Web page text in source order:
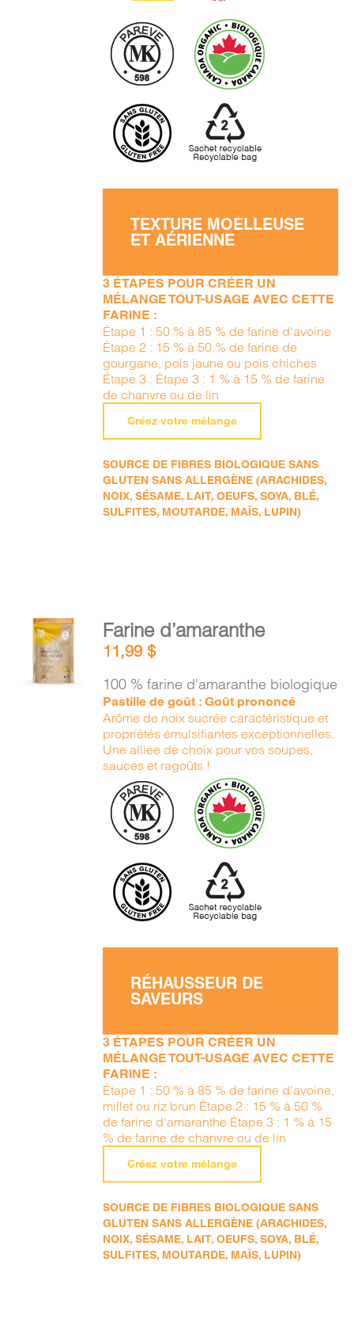
TEXTURE MOELLEUSE
ET AÉRIENNE
3 ÉTAPES POUR CRÉER UN
MÉLANGE TOUT-USAGE AVEC CETTE
FARINE :
Étape 1 : 50 % à 85 % de farine d'avoine
Étape 2 : 15 % à 50 % de farine de
gourgane, pois jaune ou pois chiches
Étape 3 : Étape 3 : 1 % à 15 % de farine
de chanvre ou de lin
Créez votre mélange
SOURCE DE FIBRES BIOLOGIQUE SANS
GLUTEN SANS ALLERGÈNE (ARACHIDES,
NOIX, SÉSAME, LAIT, OEUFS, SOYA, BLÉ,
SULFITES, MOUTARDE, MAÏS, LUPIN)
AJOUTER
AU
PANIER
Farine d’amaranthe
11,99$
100 % farine d'amaranthe biologique
Pastille de goût : Goût prononcé
Arôme de noix sucrée caractéristique et
propriétés émulsifiantes exceptionnelles.
Une alliée de choix pour vos soupes,
sauces et ragoûts !
RÉHAUSSEUR DE
SAVEURS
3 ÉTAPES POUR CRÉER UN
MÉLANGE TOUT-USAGE AVEC CETTE
FARINE :
Étape 1 : 50 % à 85 % de farine d’avoine,
millet ou riz brun Étape 2 : 15 % à 50 %
de farine d'amaranthe Étape 3 : 1 % à 15
% de farine de chanvre ou de lin
Créez votre mélange
SOURCE DE FIBRES BIOLOGIQUE SANS
GLUTEN SANS ALLERGÈNE (ARACHIDES,
NOIX, SÉSAME, LAIT, OEUFS, SOYA, BLÉ,
SULFITES, MOUTARDE, MAÏS, LUPIN)